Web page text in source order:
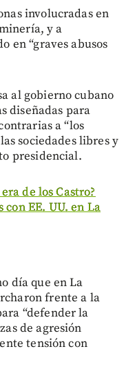
involucradas en
y a
en “graves abusos
al gobierno cubano
diseñadas para
a “los
sociedades libres y
presidencial.
de los Castro?
EE. UU. en La
día que en La
frente a la
“defender la
de agresión
tensión con